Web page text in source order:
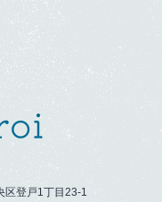
区登戸1丁目23-1